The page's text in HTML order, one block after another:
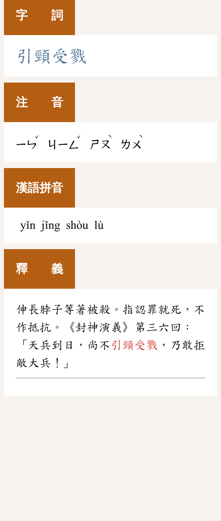
字 詞
引 頸 受戮
注 音
ㄧㄣ
ˇ
ㄐㄧㄥ
ˇ
ㄕㄡ
ˋ
ㄌㄨ
ˋ
漢語拼音
yǐn jǐng shòu lù
釋 義
伸長脖子等著被殺。指認罪就死，不
作抵抗。《封神演義》第三六回：
「天兵到日，尚不 引頸受戮 ，乃敢拒
敵大兵！」